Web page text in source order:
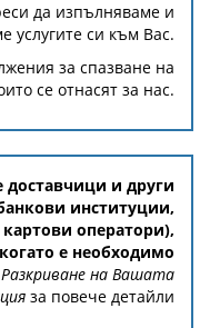
да изпълняваме и
услугите си към Вас.
за спазване на
се отнасят за нас.
доставчици и други
институции,
оператори),
когато е необходимо
Разкриване на Вашата
за повече детайли